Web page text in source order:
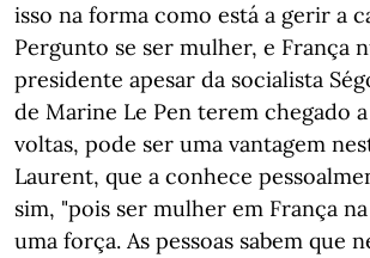
isso na forma como está a gerir a
Pergunto se ser mulher, e França
presidente apesar da socialista
de Marine Le Pen terem chegado
voltas, pode ser uma vantagem
Laurent, que a conhece
sim, "pois ser mulher em França
uma força. As pessoas sabem que